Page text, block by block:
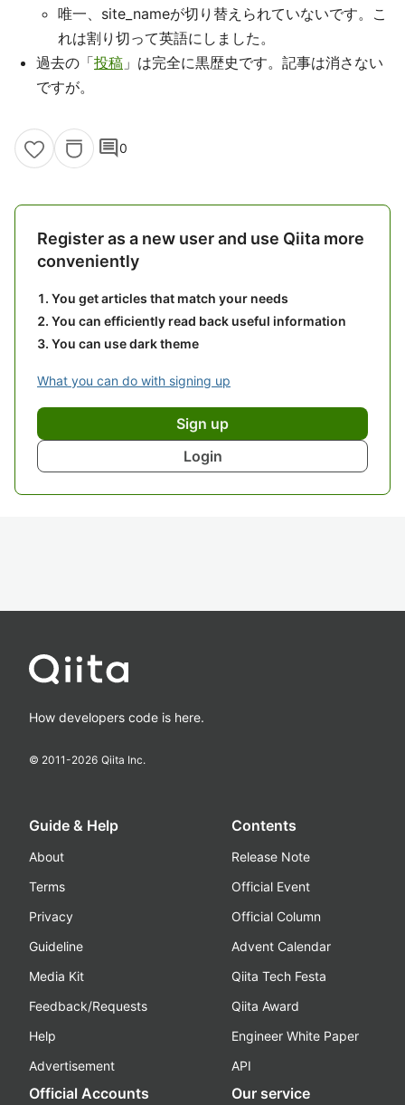
唯一、site_nameが切り替えられていないです。こ
れは割り切って英語にしました。
過去の「投稿 」は完全に黒歴史です。記事は消さない
ですが。
comment0
Register as a new user and use Qiita more
conveniently
You get articles that match your needs
You can efficiently read back useful information
You can use dark theme
What you can do with signing up
Sign up
Login
How developers code is here.
© 2011-2026 Qiita Inc.
Guide & Help
About
Terms
Privacy
Guideline
Media Kit
Feedback/Requests
Help
Advertisement
Contents
Release Note
Official Event
Official Column
Advent Calendar
Qiita Tech Festa
Qiita Award
Engineer White Paper
API
Official Accounts Our service